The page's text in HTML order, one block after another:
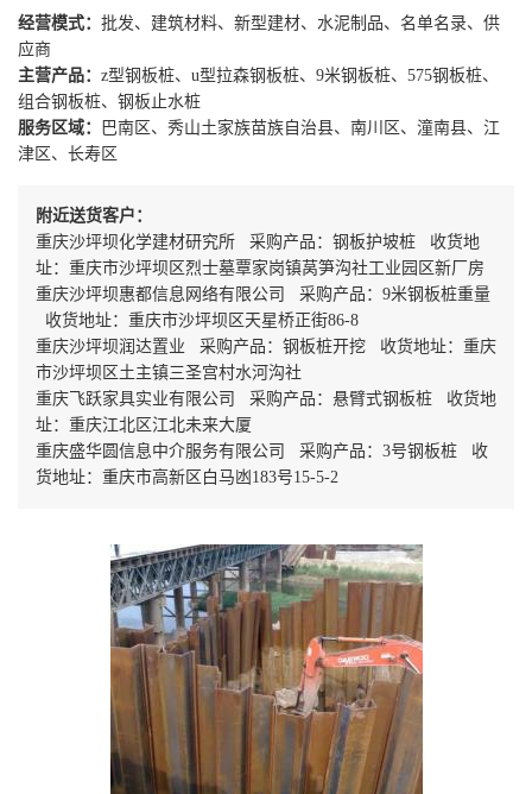
经营模式： 批发、建筑材料、新型建材、水泥制品、名单名录、供
应商
主营产品： z型钢板桩、u型拉森钢板桩、9米钢板桩、575钢板桩、
组合钢板桩、钢板止水桩
服务区域：
巴南区、秀山土家族苗族自治县、南川区、潼南县、江
津区、长寿区
附近送货客户：
重庆沙坪坝化学建材研究所 采购产品：钢板护坡桩 收货地
址：重庆市沙坪坝区烈士墓覃家岗镇莴笋沟社工业园区新厂房
重庆沙坪坝惠都信息网络有限公司 采购产品：9米钢板桩重量
收货地址：重庆市沙坪坝区天星桥正街86-8
重庆沙坪坝润达置业 采购产品：钢板桩开挖 收货地址：重庆
市沙坪坝区土主镇三圣宫村水河沟社
重庆飞跃家具实业有限公司 采购产品：悬臂式钢板桩 收货地
址：重庆江北区江北未来大厦
重庆盛华圆信息中介服务有限公司 采购产品：3号钢板桩 收
货地址：重庆市高新区白马凼183号15-5-2